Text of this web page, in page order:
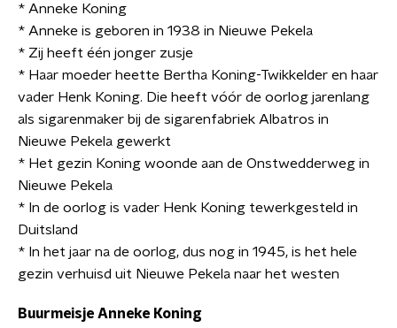
* Anneke Koning
* Anneke is geboren in 1938 in Nieuwe Pekela
* Zij heeft één jonger zusje
* Haar moeder heette Bertha Koning-Twikkelder en haar
vader Henk Koning. Die heeft vóór de oorlog jarenlang
als sigarenmaker bij de sigarenfabriek Albatros in
Nieuwe Pekela gewerkt
* Het gezin Koning woonde aan de Onstwedderweg in
Nieuwe Pekela
* In de oorlog is vader Henk Koning tewerkgesteld in
Duitsland
* In het jaar na de oorlog, dus nog in 1945, is het hele
gezin verhuisd uit Nieuwe Pekela naar het westen
Buurmeisje Anneke Koning